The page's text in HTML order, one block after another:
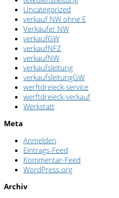
Uncategorized
verkauf NW ohne E
Verkäufer NW
verkaufGW
verkaufNFZ
verkaufNW
verkaufsleitung
verkaufsleitungGW
werftdreieck-service
werftdreieck-verkauf
Werkstatt
Meta
Anmelden
Eintrags-Feed
Kommentar-Feed
WordPress.org
Archiv